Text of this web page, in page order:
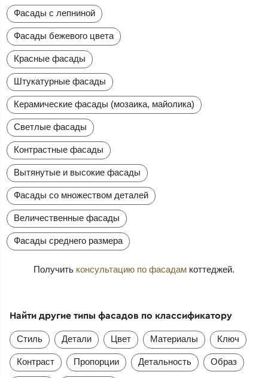
Фасады с лепниной
Фасады бежевого цвета
Красные фасады
Штукатурные фасады
Керамические фасады (мозаика, майолика)
Светлые фасады
Контрастные фасады
Вытянутые и высокие фасады
Фасады со множеством деталей
Величественные фасады
Фасады среднего размера
Получить консультацию по фасадам коттеджей.
Найти другие типы фасадов по классификатору
Стиль Детали Цвет Материалы Ключ
Контраст Пропорции Детальность Образ